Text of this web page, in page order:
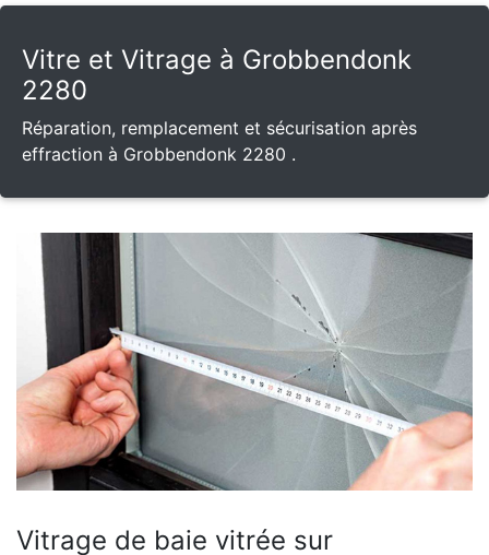
Vitre et Vitrage à Grobbendonk
2280
Réparation, remplacement et sécurisation après
effraction à Grobbendonk 2280 .
Vitrage de baie vitrée sur